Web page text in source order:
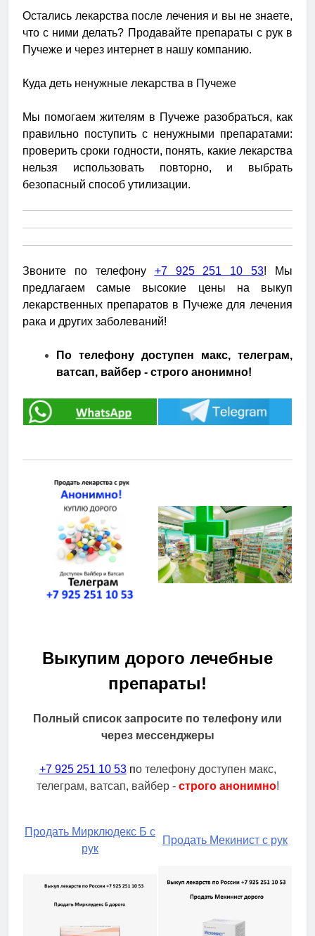
Остались лекарства после лечения и вы не знаете,
что с ними делать? Продавайте препараты с рук в
Пучеже и через интернет в нашу компанию.
Куда деть ненужные лекарства в Пучеже
Мы помогаем жителям в Пучеже разобраться, как
правильно поступить с ненужными препаратами:
проверить сроки годности, понять, какие лекарства
нельзя использовать повторно, и выбрать
безопасный способ утилизации.
Звоните по телефону +7 925 251 10 53! Мы
предлагаем самые высокие цены на выкуп
лекарственных препаратов в Пучеже для лечения
рака и других заболеваний!
По телефону доступен макс, телеграм,
ватсап, вайбер - строго анонимно!
Выкупим дорого лечебные
препараты!
Полный список запросите по телефону или
через мессенджеры
+7 925 251 10 53по телефону доступен макс,
телеграм, ватсап, вайбер - строго анонимно!
Продать Мирклюдекс Б с
рук
Продать Мекинист с рук